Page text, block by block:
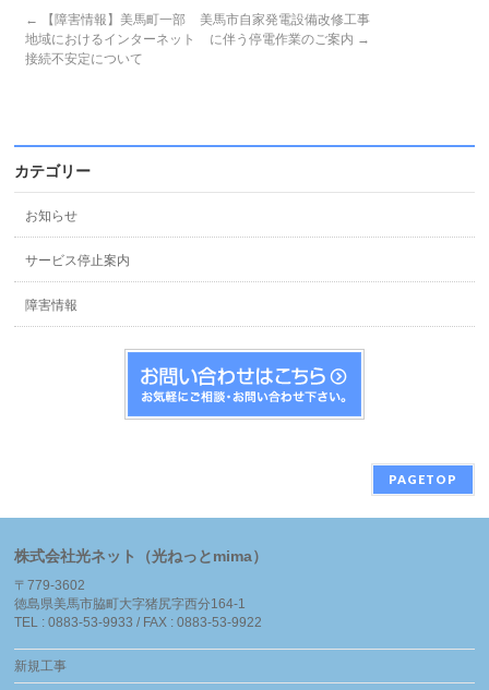
←
【障害情報】美馬町一部
地域におけるインターネット
接続不安定について
美馬市自家発電設備改修工事
に伴う停電作業のご案内 →
カテゴリー
お知らせ
サービス停止案内
障害情報
PAGETOP
株式会社光ネット（光ねっとmima）
〒779-3602
徳島県美馬市脇町大字猪尻字西分164-1
TEL : 0883-53-9933 / FAX : 0883-53-9922
新規工事